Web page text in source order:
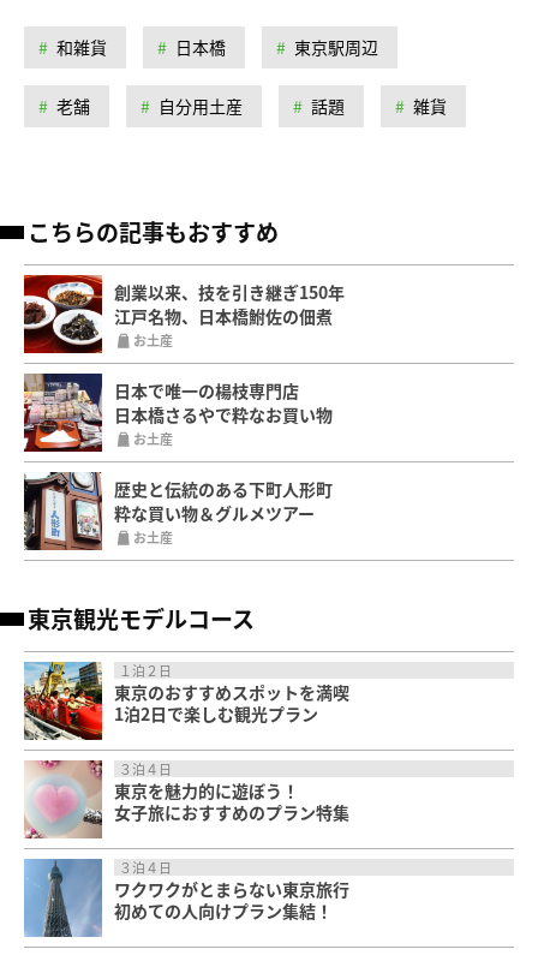
和雑貨 日本橋 東京駅周辺
老舗 自分用土産 話題 雑貨
こちらの記事もおすすめ
創業以来、技を引き継ぎ150年
江戸名物、日本橋鮒佐の佃煮
お土産
日本で唯一の楊枝専門店
日本橋さるやで粋なお買い物
お土産
歴史と伝統のある下町人形町
粋な買い物＆グルメツアー
お土産
東京観光モデルコース
１泊２日
東京のおすすめスポットを満喫
1泊2日で楽しむ観光プラン
３泊４日
東京を魅力的に遊ぼう！
女子旅におすすめのプラン特集
３泊４日
ワクワクがとまらない東京旅行
初めての人向けプラン集結！